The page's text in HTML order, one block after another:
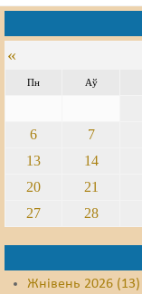
«
Пн Аў
6
7
13
14
20
21
27
28
Жнівень 2026 (13)
Суд
Экалёгія
Правы працоўных
Сацыяльныя правы